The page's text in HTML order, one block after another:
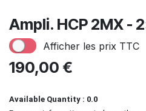
Ampli. HCP 2MX -
Afficher les prix TTC
190,00 €
Available Quantity : 0.0